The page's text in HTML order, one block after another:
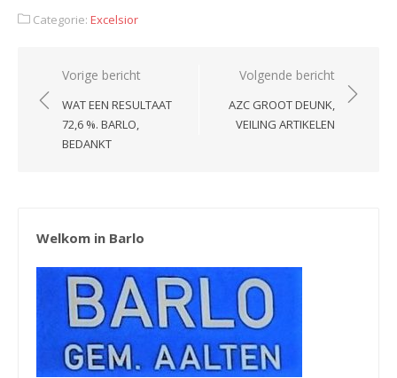
Categorie: Excelsior
Bericht
navigatie
Vorige bericht
WAT EEN RESULTAAT
72,6 %. BARLO,
BEDANKT
Volgende bericht
AZC GROOT DEUNK,
VEILING ARTIKELEN
Welkom in Barlo